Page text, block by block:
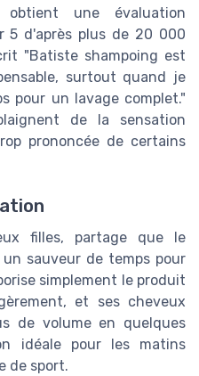
obtient une évaluation
5 d'après plus de 20 000
"Batiste shampoing est
surtout quand je
pour un lavage complet."
de la sensation
prononcée de certains
filles, partage que le
sauveur de temps pour
simplement le produit
et ses cheveux
de volume en quelques
idéale pour les matins
de sport.